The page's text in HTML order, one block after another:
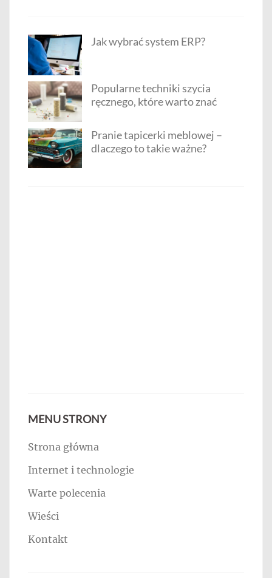
Jak wybrać system ERP?
Popularne techniki szycia
ręcznego, które warto znać
Pranie tapicerki meblowej –
dlaczego to takie ważne?
MENU STRONY
Strona główna
Internet i technologie
Warte polecenia
Wieści
Kontakt